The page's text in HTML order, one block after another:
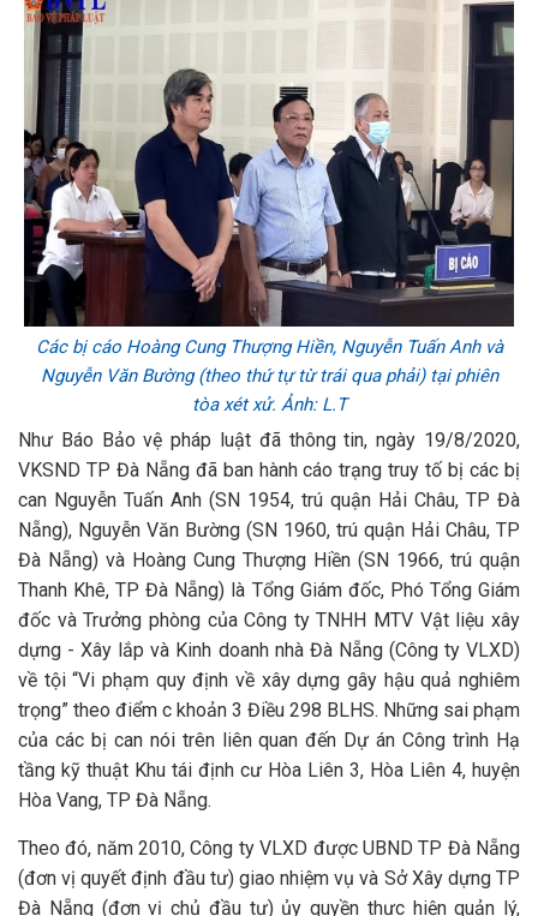
Các bị cáo Hoàng Cung Thượng Hiền, Nguyễn Tuấn Anh và
Nguyễn Văn Bường (theo thứ tự từ trái qua phải) tại phiên
tòa xét xử. Ảnh: L.T
Như Báo Bảo vệ pháp luật đã thông tin, ngày 19/8/2020,
VKSND TP Đà Nẵng đã ban hành cáo trạng truy tố bị các bị
can Nguyễn Tuấn Anh (SN 1954, trú quận Hải Châu, TP Đà
Nẵng), Nguyễn Văn Bường (SN 1960, trú quận Hải Châu, TP
Đà Nẵng) và Hoàng Cung Thượng Hiền (SN 1966, trú quận
Thanh Khê, TP Đà Nẵng) là Tổng Giám đốc, Phó Tổng Giám
đốc và Trưởng phòng của Công ty TNHH MTV Vật liệu xây
dựng - Xây lắp và Kinh doanh nhà Đà Nẵng (Công ty VLXD)
về tội “Vi phạm quy định về xây dựng gây hậu quả nghiêm
trọng” theo điểm c khoản 3 Điều 298 BLHS. Những sai phạm
của các bị can nói trên liên quan đến Dự án Công trình Hạ
tầng kỹ thuật Khu tái định cư Hòa Liên 3, Hòa Liên 4, huyện
Hòa Vang, TP Đà Nẵng.
Theo đó, năm 2010, Công ty VLXD được UBND TP Đà Nẵng
(đơn vị quyết định đầu tư) giao nhiệm vụ và Sở Xây dựng TP
Đà Nẵng (đơn vị chủ đầu tư) ủy quyền thực hiện quản lý,